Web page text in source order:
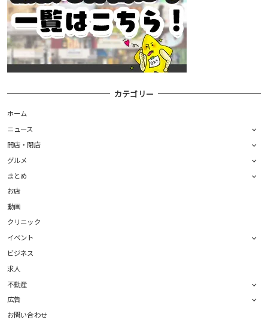
カテゴリー
ホーム
ニュース
開店・閉店
グルメ
まとめ
お店
動画
クリニック
イベント
ビジネス
求人
不動産
広告
お問い合わせ